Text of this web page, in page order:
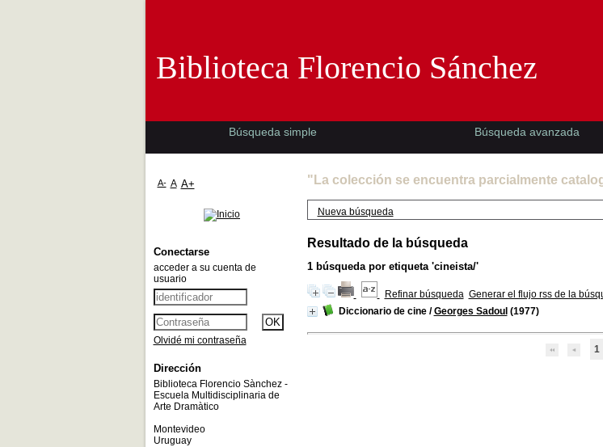
"La colección se encuentra parcialmente
Nueva búsqueda
Resultado de la búsqueda
1búsqueda por etiqueta 'cineista/'
Refinar búsqueda Generar el flujo rss de la
Diccionario de cine/Georges Sadoul (1977)
1
Biblioteca Florencio Sánchez
Búsqueda simple Búsqueda avanzada
A- A A+
Conectarse
acceder a su cuenta de
usuario
Olvidé mi contraseña
Dirección
Biblioteca Florencio Sànchez -
Escuela Multidisciplinaria de
Arte Dramàtico
Montevideo
Uruguay